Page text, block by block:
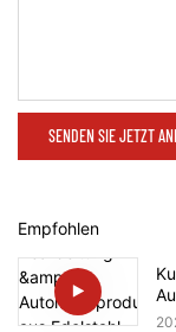
SENDEN SIE JETZT
Empfohlen